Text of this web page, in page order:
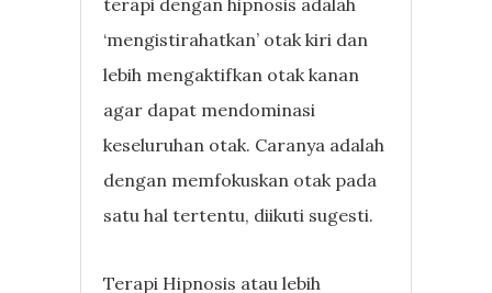
‘mengistirahatkan’ otak kiri dan
lebih mengaktifkan otak kanan
agar dapat mendominasi
keseluruhan otak. Caranya adalah
dengan memfokuskan otak pada
satu hal tertentu, diikuti sugesti.
Terapi Hipnosis atau lebih